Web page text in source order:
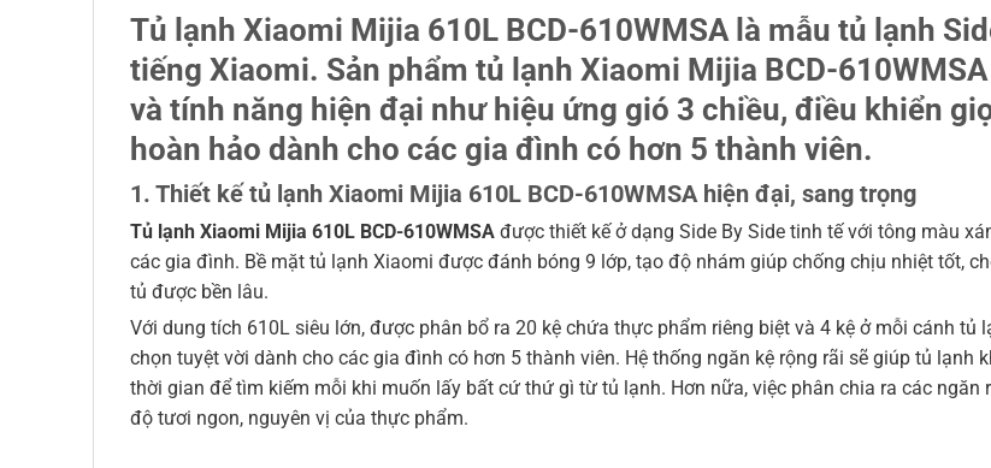
Tủ lạnh Xiaomi Mijia 610L BCD-610WMSA là mẫu tủ lạnh
tiếng Xiaomi. Sản phẩm tủ lạnh Xiaomi Mijia BCD-
và tính năng hiện đại như hiệu ứng gió 3 chiều, điều khiển
hoàn hảo dành cho các gia đình có hơn 5 thành viên.
1. Thiết kế tủ lạnh Xiaomi Mijia 610L BCD-610WMSA hiện đại, sang trọng
Tủ lạnh Xiaomi Mijia 610L BCD-610WMSA được thiết kế ở dạng Side By Side tinh tế với tông màu
các gia đình. Bề mặt tủ lạnh Xiaomi được đánh bóng 9 lớp, tạo độ nhám giúp chống chịu nhiệt tốt,
tủ được bền lâu.
Với dung tích 610L siêu lớn, được phân bổ ra 20 kệ chứa thực phẩm riêng biệt và 4 kệ ở mỗi cánh
chọn tuyệt vời dành cho các gia đình có hơn 5 thành viên. Hệ thống ngăn kệ rộng rãi sẽ giúp tủ
thời gian để tìm kiếm mỗi khi muốn lấy bất cứ thứ gì từ tủ lạnh. Hơn nữa, việc phân chia ra các
độ tươi ngon, nguyên vị của thực phẩm.